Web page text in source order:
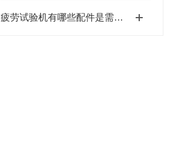
疲劳试验机有哪些配件是需要定期更换的？